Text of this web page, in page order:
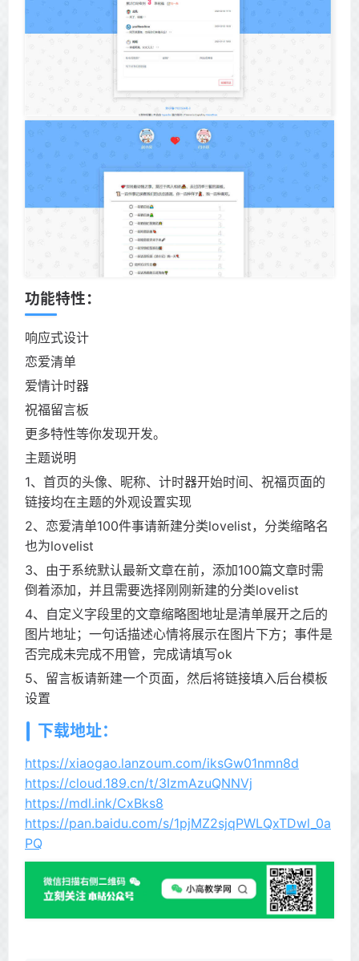
功能特性：
响应式设计
恋爱清单
爱情计时器
祝福留言板
更多特性等你发现开发。
主题说明
1、首页的头像、昵称、计时器开始时间、祝福页面的
链接均在主题的外观设置实现
2、恋爱清单100件事请新建分类lovelist，分类缩略名
也为lovelist
3、由于系统默认最新文章在前，添加100篇文章时需
倒着添加，并且需要选择刚刚新建的分类lovelist
4、自定义字段里的文章缩略图地址是清单展开之后的
图片地址；一句话描述心情将展示在图片下方；事件是
否完成未完成不用管，完成请填写ok
5、留言板请新建一个页面，然后将链接填入后台模板
设置
下载地址：
https://xiaogao.lanzoum.com/iksGw01nmn8d
https://cloud.189.cn/t/3IzmAzuQNNVj
https://mdl.ink/CxBks8
https://pan.baidu.com/s/1pjMZ2sjqPWLQxTDwl_0a
PQ